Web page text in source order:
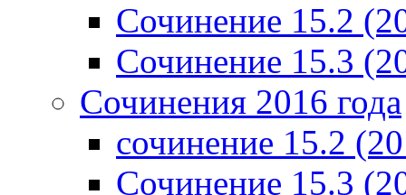
Сочинение 15.2
Сочинение 15.3
Сочинения 2016 года
сочинение 15.2
Сочинение 15.3